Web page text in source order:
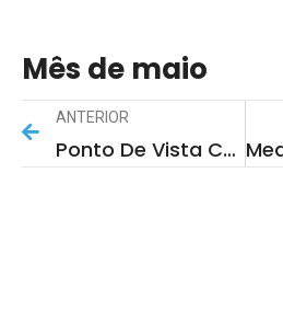
Mês de maio
ANTERIOR
Ponto De Vista Com Paulo Vieira